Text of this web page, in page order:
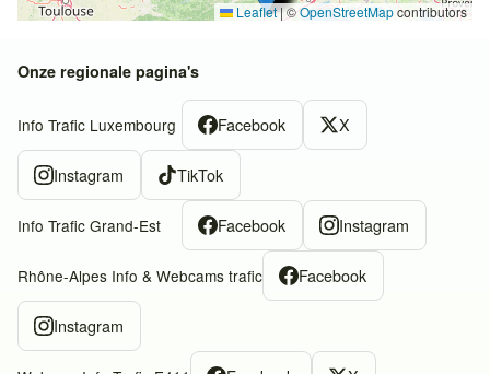
Leaflet|©OpenStreetMapcontributors
Onze regionale pagina's
Info Trafic Luxembourg Facebook X
Instagram TikTok
Info Trafic Grand-Est Facebook Instagram
Rhône-Alpes Info & Webcams trafic Facebook
Instagram